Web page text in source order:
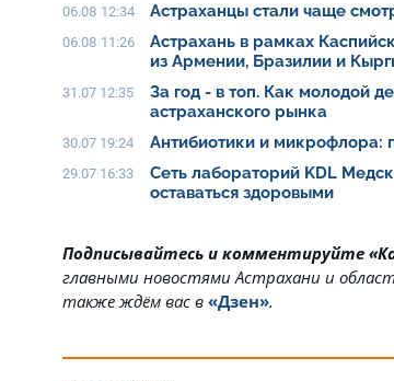
06.08 12:34 Астраханцы стали чаще
06.08 11:26
Астрахань в рамках
из Армении, Бразилии и
31.07 12:35
За год - в топ. Как молодой
астраханского рынка
30.07 19:24 Антибиотики и микрофлора:
29.07 16:33
Сеть лабораторий KDL
оставаться здоровыми
Подписывайтесь и комментируйте
главными новостями Астрахани и
также ждём вас в «Дзен».